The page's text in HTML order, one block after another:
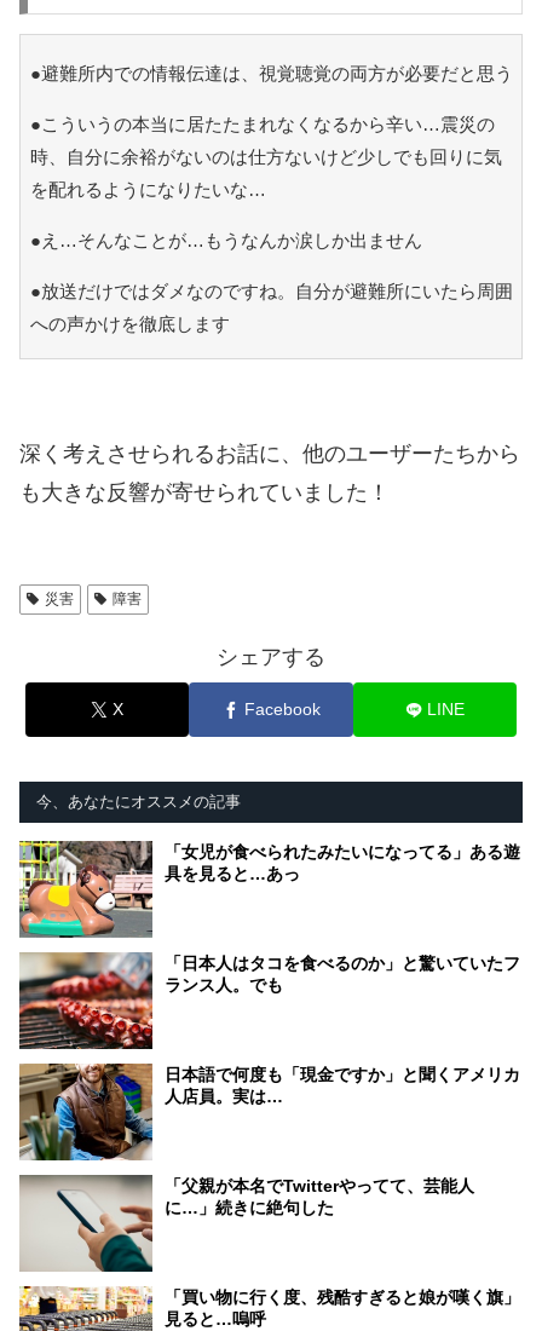
●避難所内での情報伝達は、視覚聴覚の両方が必要だと思う
●こういうの本当に居たたまれなくなるから辛い…震災の
時、自分に余裕がないのは仕方ないけど少しでも回りに気
を配れるようになりたいな…
●え…そんなことが…もうなんか涙しか出ません
●放送だけではダメなのですね。自分が避難所にいたら周囲
への声かけを徹底します
深く考えさせられるお話に、他のユーザーたちから
も大きな反響が寄せられていました！
災害 障害
シェアする
X Facebook LINE
今、あなたにオススメの記事
「女児が食べられたみたいになってる」ある遊
具を見ると…あっ
「日本人はタコを食べるのか」と驚いていたフ
ランス人。でも
日本語で何度も「現金ですか」と聞くアメリカ
人店員。実は…
「父親が本名でTwitterやってて、芸能人
に…」続きに絶句した
「買い物に行く度、残酷すぎると娘が嘆く旗」
見ると…嗚呼